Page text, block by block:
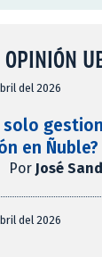
OPINIÓN
del 2026
solo
en Ñuble?
Por José
del 2026